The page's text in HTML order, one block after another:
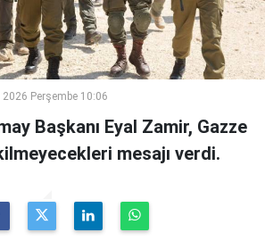
Perşembe 10:06
Başkanı Eyal Zamir, Gazze
mesajı verdi.